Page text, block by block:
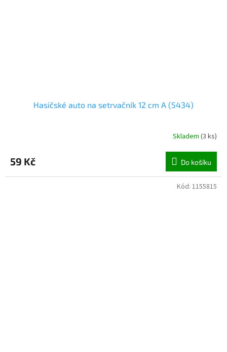
Hasičské auto na setrvačník 12 cm A (5434)
Skladem (3 ks)
59 Kč Do košíku
Kód: 1155815